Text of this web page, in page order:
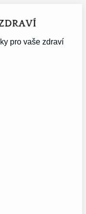
pro vaše zdraví